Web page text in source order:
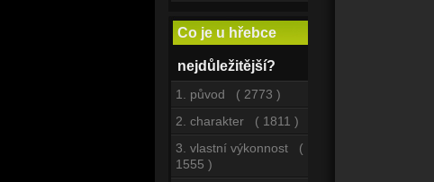
Co je u hřebce
nejdůležitější?
1. původ ( 2773 )
2. charakter ( 1811 )
3. vlastní výkonnost (
1555 )